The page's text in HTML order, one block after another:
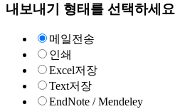
내보내기 형태를 선택하세요
메일전송
인쇄
Excel저장
Text저장
EndNote / Mendeley